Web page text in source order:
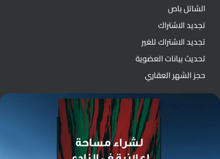
الشاتل باص
تجديد الاشتراك
تجديد الاشتراك للغير
تحديث بيانات العضوية
حجز الشهر العقاري